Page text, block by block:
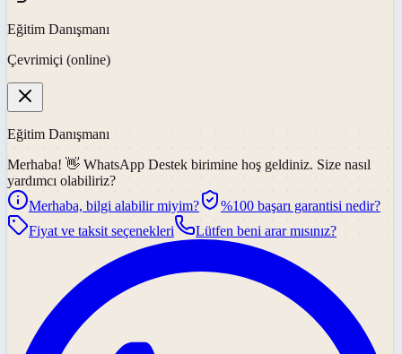
Eğitim Danışmanı
Çevrimiçi (online)
Eğitim Danışmanı
Merhaba! 👋 WhatsApp Destek birimine hoş geldiniz. Size nasıl
yardımcı olabiliriz?
Merhaba, bilgi alabilir miyim?
%100 başarı garantisi nedir?
Fiyat ve taksit seçenekleri
Lütfen beni arar mısınız?